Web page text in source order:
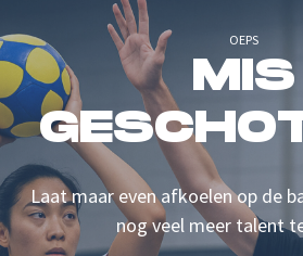
OEPS
MIS
Laat maar even afkoelen op de
nog veel meer talent